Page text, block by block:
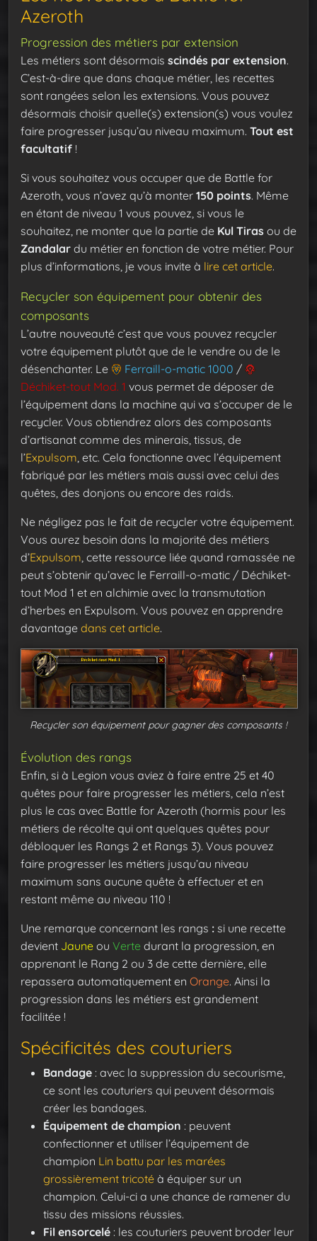
Azeroth
Progression des métiers par extension
Les métiers sont désormais scindés par extension.
C’est-à-dire que dans chaque métier, les recettes
sont rangées selon les extensions. Vous pouvez
désormais choisir quelle(s) extension(s) vous voulez
faire progresser jusqu’au niveau maximum. Tout est
facultatif !
Si vous souhaitez vous occuper que de Battle for
Azeroth, vous n’avez qu’à monter 150 points. Même
en étant de niveau 1 vous pouvez, si vous le
souhaitez, ne monter que la partie de Kul Tiras ou de
Zandalar du métier en fonction de votre métier. Pour
plus d’informations, je vous invite à lire cet article.
Recycler son équipement pour obtenir des
composants
L’autre nouveauté c’est que vous pouvez recycler
votre équipement plutôt que de le vendre ou de le
désenchanter. Le
Ferraill-o-matic 1000 /
Déchiket-tout Mod. 1 vous permet de déposer de
l’équipement dans la machine qui va s’occuper de le
recycler. Vous obtiendrez alors des composants
d’artisanat comme des minerais, tissus, de
l’Expulsom , etc. Cela fonctionne avec l’équipement
fabriqué par les métiers mais aussi avec celui des
quêtes, des donjons ou encore des raids.
Ne négligez pas le fait de recycler votre équipement.
Vous aurez besoin dans la majorité des métiers
d’Expulsom , cette ressource liée quand ramassée ne
peut s’obtenir qu’avec le Ferraill-o-matic / Déchiket-
tout Mod 1 et en alchimie avec la transmutation
d’herbes en Expulsom. Vous pouvez en apprendre
davantage dans cet article.
Recycler son équipement pour gagner des composants !
Évolution des rangs
Enfin, si à Legion vous aviez à faire entre 25 et 40
quêtes pour faire progresser les métiers, cela n’est
plus le cas avec Battle for Azeroth (hormis pour les
métiers de récolte qui ont quelques quêtes pour
débloquer les Rangs 2 et Rangs 3). Vous pouvez
faire progresser les métiers jusqu’au niveau
maximum sans aucune quête à effectuer et en
restant même au niveau 110 !
Une remarque concernant les rangs : si une recette
devient Jaune ou Verte durant la progression, en
apprenant le Rang 2 ou 3 de cette dernière, elle
repassera automatiquement en Orange. Ainsi la
progression dans les métiers est grandement
facilitée !
Spécificités des couturiers
Bandage : avec la suppression du secourisme,
ce sont les couturiers qui peuvent désormais
créer les bandages.
Équipement de champion : peuvent
confectionner et utiliser l’équipement de
champion Lin battu par les marées
grossièrement tricoté à équiper sur un
champion. Celui-ci a une chance de ramener du
tissu des missions réussies.
Fil ensorcelé : les couturiers peuvent broder leur